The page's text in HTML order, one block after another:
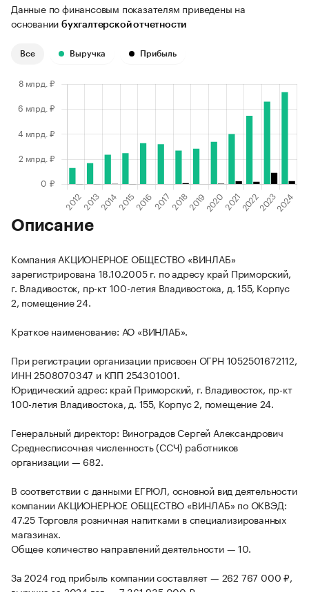
Данные по финансовым показателям приведены на
основании бухгалтерской отчетности
Все Выручка Прибыль
Описание
Компания АКЦИОНЕРНОЕ ОБЩЕСТВО «ВИНЛАБ»
зарегистрирована 18.10.2005 г. по адресу край Приморский,
г. Владивосток, пр-кт 100-летия Владивостока, д. 155, Корпус
2, помещение 24.
Краткое наименование: АО «ВИНЛАБ».
При регистрации организации присвоен ОГРН 1052501672112,
ИНН 2508070347 и КПП 254301001.
Юридический адрес: край Приморский, г. Владивосток, пр-кт
100-летия Владивостока, д. 155, Корпус 2, помещение 24.
Генеральный директор: Виноградов Сергей Александрович
Среднесписочная численность (ССЧ) работников
организации — 682.
В соответствии с данными ЕГРЮЛ, основной вид деятельности
компании АКЦИОНЕРНОЕ ОБЩЕСТВО «ВИНЛАБ» по ОКВЭД:
47.25 Торговля розничная напитками в специализированных
магазинах.
Общее количество направлений деятельности — 10.
За 2024 год прибыль компании составляет — 262 767 000 ₽,